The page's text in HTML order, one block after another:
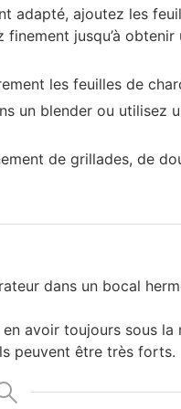
adapté, ajoutez les
jusqu’à obtenir
les feuilles de
un blender ou utilisez
de grillades, de
dans un bocal
avoir toujours sous la
peuvent être très forts.